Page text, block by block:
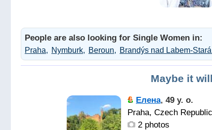
People are also looking for Single Women in:
Praha Nymburk Beroun Brandýs nad Labem-
Maybe it
Елена, 49 y. o.
Praha, Czech Republic
2 photos